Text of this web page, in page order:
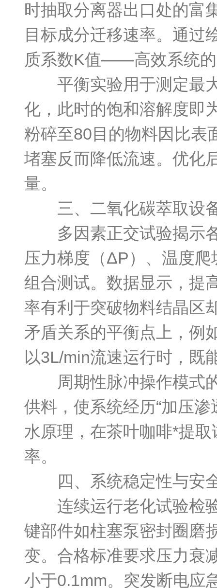
时抽取分离器出口处的富
目标成分迁移速率。通过
质系数K值——高效系统
平衡实验用于测定最大
化，此时的饱和溶解度即
粉碎至80目的物料因比表
堵塞反而降低流速。优化
量。
三、二氧化碳萃取设
多因素正交试验揭示各
压力梯度（ΔP）、温度
组合测试。数据显示，提
率有利于突破物料结晶区
矛盾关系的平衡点上，例
以3L/min流速运行时，既
周期性脉冲操作模式的
供料，使系统经历“加压
水原理，在茶叶咖啡*提
率。
四、系统稳定性与安
连续运行老化试验检验
键部件如柱塞泵密封圈磨
变。合格标准要求压力衰
小于0.1mm。突发断电应